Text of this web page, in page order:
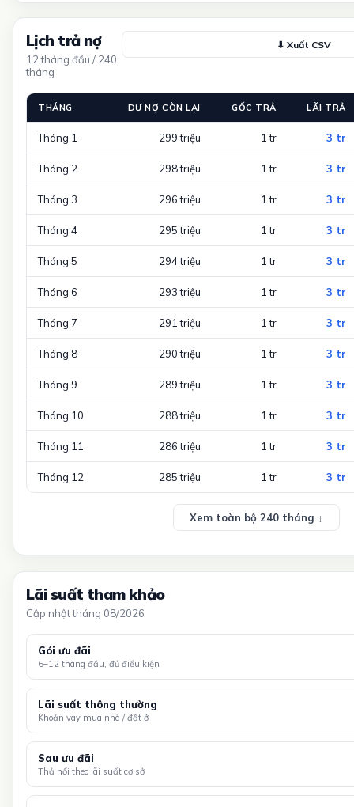
Lịch trả nợ
12 tháng đầu / 240
tháng
⬇ Xuất CSV
THÁNG DƯ NỢ CÒN LẠI GỐC TRẢ LÃI TRẢ
Tháng 1 299 triệu 1 tr 3 tr
Tháng 2 298 triệu 1 tr 3 tr
Tháng 3 296 triệu 1 tr 3 tr
Tháng 4 295 triệu 1 tr 3 tr
Tháng 5 294 triệu 1 tr 3 tr
Tháng 6 293 triệu 1 tr 3 tr
Tháng 7 291 triệu 1 tr 3 tr
Tháng 8 290 triệu 1 tr 3 tr
Tháng 9 289 triệu 1 tr 3 tr
Tháng 10 288 triệu 1 tr 3 tr
Tháng 11 286 triệu 1 tr 3 tr
Tháng 12 285 triệu 1 tr 3 tr
Xem toàn bộ 240 tháng ↓
Lãi suất tham khảo
Cập nhật tháng 08/2026
Gói ưu đãi
6–12 tháng đầu, đủ điều kiện
Lãi suất thông thường
Khoản vay mua nhà / đất ở
Sau ưu đãi
Thả nổi theo lãi suất cơ sở